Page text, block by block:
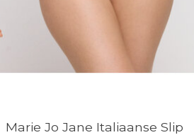
Marie Jo Jane Italiaanse Slip